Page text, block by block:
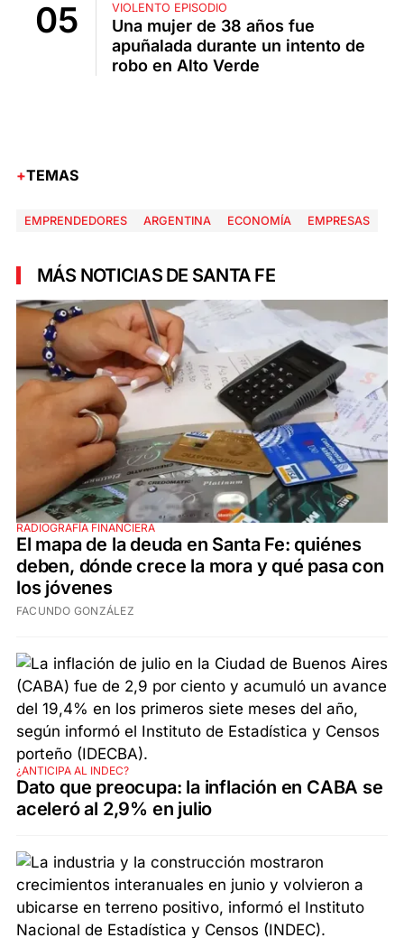
VIOLENTO EPISODIO
Una mujer de 38 años fue
apuñalada durante un intento de
robo en Alto Verde
TEMAS
EMPRENDEDORES ARGENTINA ECONOMÍA EMPRESAS
MÁS NOTICIAS DE SANTA FE
RADIOGRAFÍA FINANCIERA
El mapa de la deuda en Santa Fe: quiénes
deben, dónde crece la mora y qué pasa con
los jóvenes
FACUNDO GONZÁLEZ
¿ANTICIPA AL INDEC?
Dato que preocupa: la inflación en CABA se
aceleró al 2,9% en julio